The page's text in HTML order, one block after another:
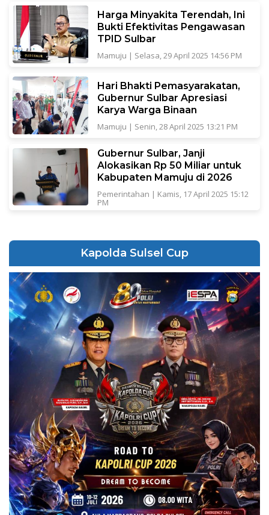
Harga Minyakita Terendah, Ini
Bukti Efektivitas Pengawasan
TPID Sulbar
Mamuju | Selasa, 29 April 2025 14:56 PM
Hari Bhakti Pemasyarakatan,
Gubernur Sulbar Apresiasi
Karya Warga Binaan
Mamuju | Senin, 28 April 2025 13:21 PM
Gubernur Sulbar, Janji
Alokasikan Rp 50 Miliar untuk
Kabupaten Mamuju di 2026
Pemerintahan | Kamis, 17 April 2025 15:12
PM
Kapolda Sulsel Cup